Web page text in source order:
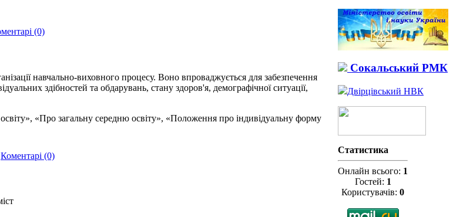
(0)
навчально-виховного процесу. Воно впроваджується для забезпечення
здібностей та обдарувань, стану здоров'я, демографічної ситуації,
«Про загальну середню освіту», «Положення про індивідуальну форму
Коментарі (0)
іст
Сокальський РМК
Двірцівський НВК
Статистика
Онлайн всього: 1
Гостей: 1
Користувачів: 0